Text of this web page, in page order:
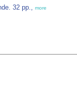
32 pp., more